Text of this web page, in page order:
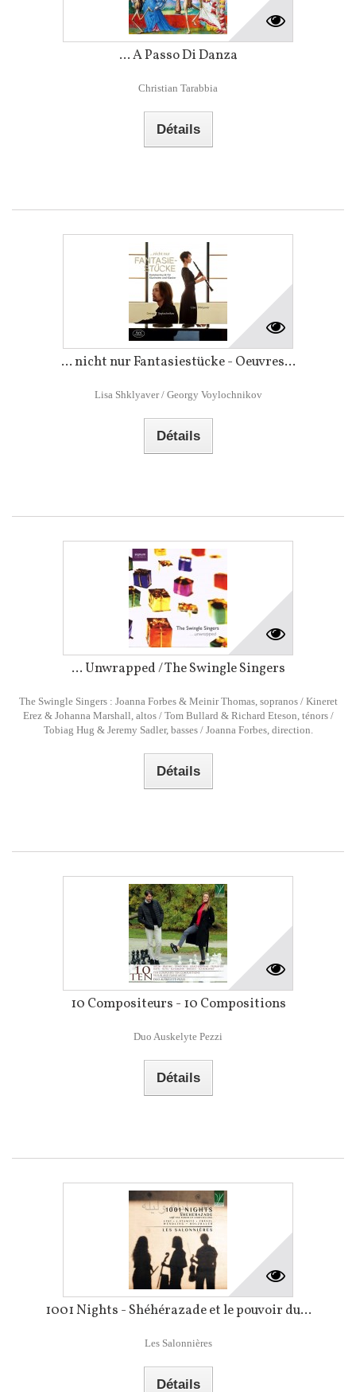
... A Passo Di Danza
Christian Tarabbia
Détails
... nicht nur Fantasiestücke - Oeuvres...
Lisa Shklyaver / Georgy Voylochnikov
Détails
... Unwrapped / The Swingle Singers
The Swingle Singers : Joanna Forbes & Meinir Thomas, sopranos / Kineret
Erez & Johanna Marshall, altos / Tom Bullard & Richard Eteson, ténors /
Tobiag Hug & Jeremy Sadler, basses / Joanna Forbes, direction.
Détails
10 Compositeurs - 10 Compositions
Duo Auskelyte Pezzi
Détails
1001 Nights - Shéhérazade et le pouvoir du...
Les Salonnières
Détails